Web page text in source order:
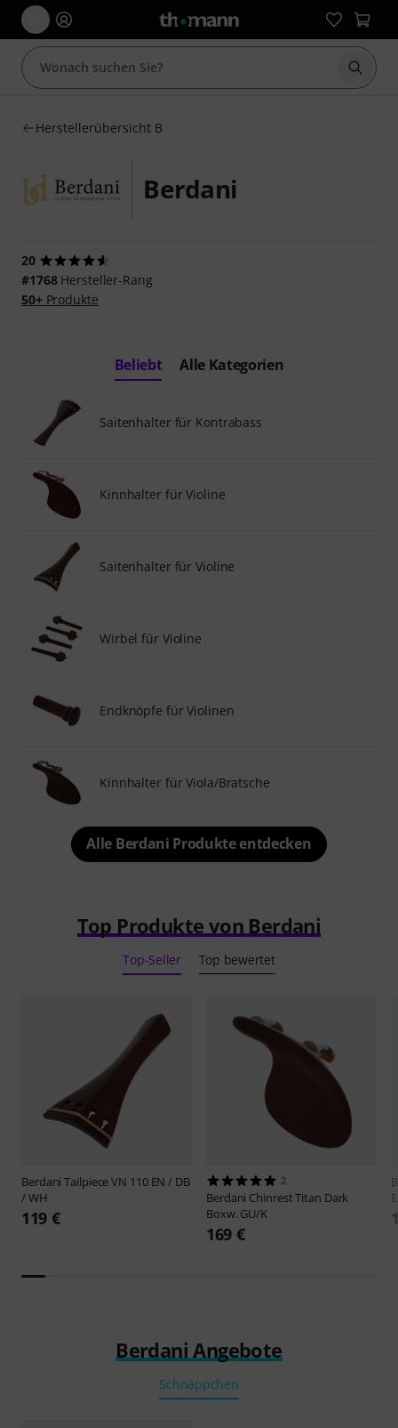
Suche
Herstellerübersicht B
Berdani
20
#1768Hersteller-Rang
50+Produkte
Beliebt Alle Kategorien
Saitenhalter für Kontrabass
Kinnhalter für Violine
Saitenhalter für Violine
Wirbel für Violine
Endknöpfe für Violinen
Kinnhalter für Viola/Bratsche
Alle Berdani Produkte entdecken
Top Produkte von Berdani
Top-Seller Top bewertet
BerdaniTailpiece VN 110 EN / DB
/ WH
119 €
2
Berdani Chinrest Titan Dark
Boxw. GU/K
169 €
Berdani Angebote
Schnäppchen